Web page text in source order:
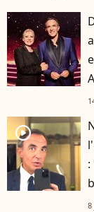
player2
8